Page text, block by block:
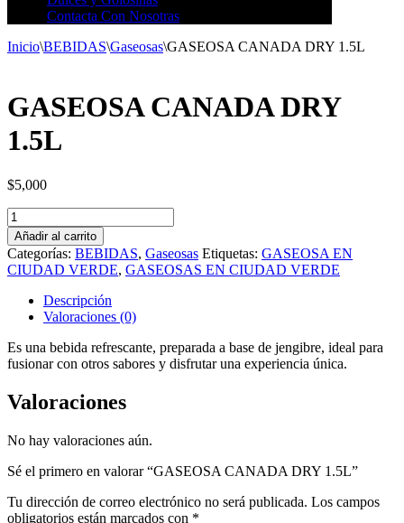
Contacta Con Nosotras
Inicio\BEBIDAS\Gaseosas\GASEOSA CANADA DRY 1.5L
GASEOSA CANADA DRY
1.5L
$5,000
GASEOSA
CANADA
DRY
1.5L
cantidad
Añadir al carrito
Categorías: BEBIDAS, Gaseosas Etiquetas: GASEOSA EN
CIUDAD VERDE, GASEOSAS EN CIUDAD VERDE
Descripción
Valoraciones (0)
Es una bebida refrescante, preparada a base de jengibre, ideal para
fusionar con otros sabores y disfrutar una experiencia única.
Valoraciones
No hay valoraciones aún.
Sé el primero en valorar “GASEOSA CANADA DRY 1.5L”
Tu dirección de correo electrónico no será publicada. Los campos
obligatorios están marcados con *